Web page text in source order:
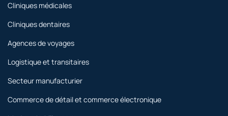
Cliniques médicales
Cliniques dentaires
Agences de voyages
Logistique et transitaires
Secteur manufacturier
Commerce de détail et commerce électronique